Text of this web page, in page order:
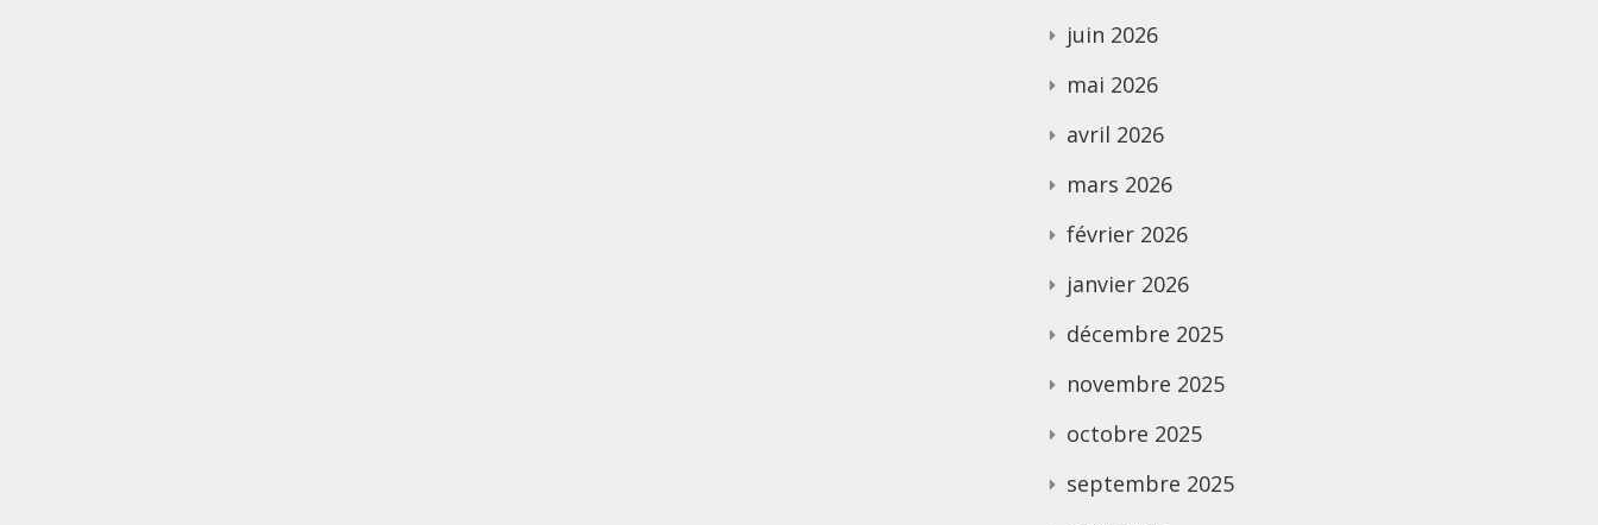
juin 2026
mai 2026
avril 2026
mars 2026
février 2026
janvier 2026
décembre 2025
novembre 2025
octobre 2025
septembre 2025